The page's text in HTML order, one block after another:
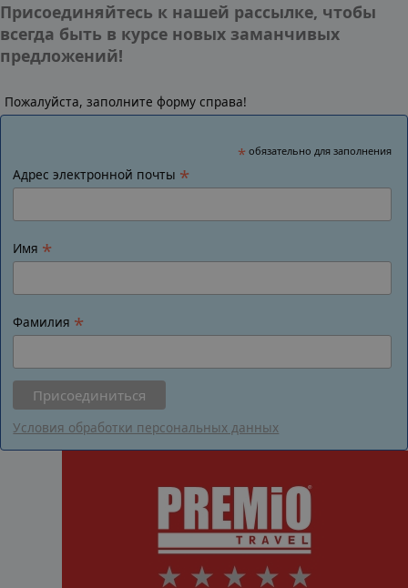
Присоединяйтесь к нашей рассылке, чтобы
всегда быть в курсе новых заманчивых
предложений!
Пожалуйста, заполните форму справа!
*обязательно для заполнения
Адрес электронной почты *
Имя *
Фамилия *
Условия обработки персональных данных